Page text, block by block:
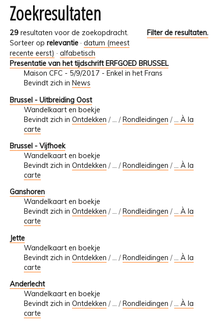
Zoekresultaten
29 resultaten voor de zoekopdracht.
Filter de resultaten.
Sorteer op relevantie · datum (meest
recente eerst) · alfabetisch
Presentatie van het tijdschrift ERFGOED BRUSSEL
Maison CFC - 5/9/2017 - Enkel in het Frans
Bevindt zich in News
Brussel - Uitbreiding Oost
Wandelkaart en boekje
Bevindt zich in Ontdekken /… /Rondleidingen /... À la
carte
Brussel - Vijfhoek
Wandelkaart en boekje
Bevindt zich in Ontdekken /… /Rondleidingen /... À la
carte
Ganshoren
Wandelkaart en boekje
Bevindt zich in Ontdekken /… / Rondleidingen /... À la
carte
Jette
Wandelkaart en boekje
Bevindt zich in Ontdekken /… /Rondleidingen /... À la
carte
Anderlecht
Wandelkaart en boekje
Bevindt zich in Ontdekken /… /Rondleidingen /... À la
carte